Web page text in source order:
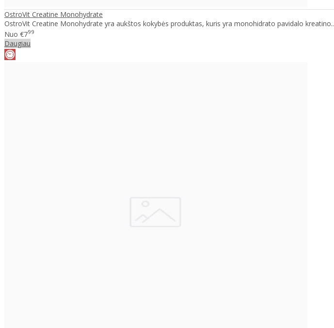
OstroVit Creatine Monohydrate
OstroVit Creatine Monohydrate yra aukštos kokybės produktas, kuris yra monohidrato pavidalo kreatino..
Nuo €799
Daugiau